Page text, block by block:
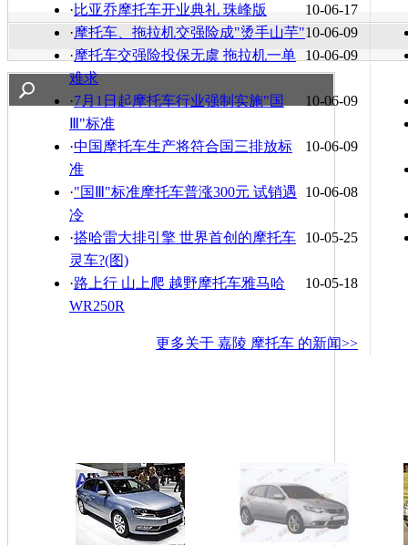
10-06-17
·比亚乔摩托车开业典礼 珠峰版
10-06-09
·摩托车、拖拉机交强险成"烫手山芋"
10-06-09
·摩托车交强险投保无虞 拖拉机一单
难求
10-06-09
·7月1日起摩托车行业强制实施"国
Ⅲ"标准
10-06-09
·中国摩托车生产将符合国三排放标
准
10-06-08
·"国Ⅲ"标准摩托车普涨300元 试销遇
冷
10-05-25
·搭哈雷大排引擎 世界首创的摩托车
灵车?(图)
10-05-18
·路上行 山上爬 越野摩托车雅马哈
WR250R
更多关于 嘉陵 摩托车 的新闻>>